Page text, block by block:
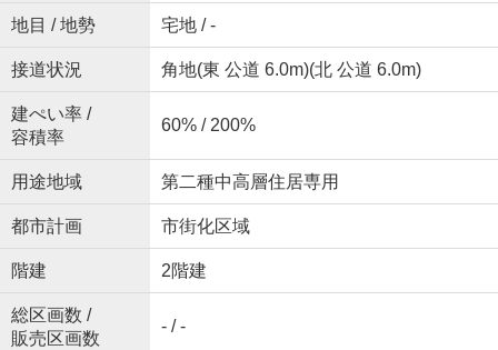
地目 / 地勢 宅地 / -
接道状況 角地(東 公道 6.0m)(北 公道 6.0m)
建ぺい率 /
容積率
60% / 200%
用途地域 第二種中高層住居専用
都市計画 市街化区域
階建 2階建
総区画数 /
販売区画数
- / -